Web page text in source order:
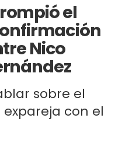
el
Nico
sobre el
con el